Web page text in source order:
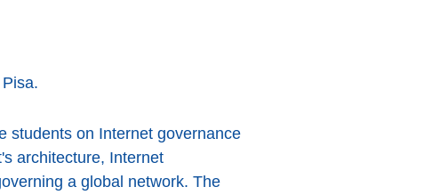
students on Internet governance
architecture, Internet
a global network. The